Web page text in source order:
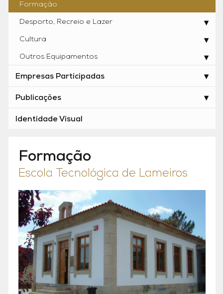
Formação
Desporto, Recreio e Lazer
Cultura
Outros Equipamentos
Empresas Participadas
Publicações
Identidade Visual
Formação
Escola Tecnológica de Lameiros